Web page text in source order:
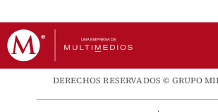
DERECHOS RESERVADOS © GRUPO